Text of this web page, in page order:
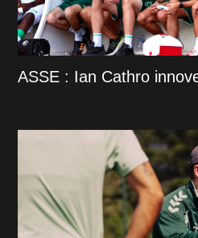
ASSE : Ian Cathro